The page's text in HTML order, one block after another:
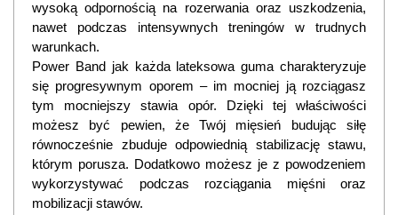
wysoką odpornością na rozerwania oraz uszkodzenia,
nawet podczas intensywnych treningów w trudnych
warunkach.
Power Band jak każda lateksowa guma charakteryzuje
się progresywnym oporem – im mocniej ją rozciągasz
tym mocniejszy stawia opór. Dzięki tej właściwości
możesz być pewien, że Twój mięsień budując siłę
równocześnie zbuduje odpowiednią stabilizację stawu,
którym porusza. Dodatkowo możesz je z powodzeniem
wykorzystywać podczas rozciągania mięśni oraz
mobilizacji stawów.